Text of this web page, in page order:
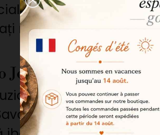
ale casei Cinco
mai multe produse
casa Cinco Jotas
faire-ul său și